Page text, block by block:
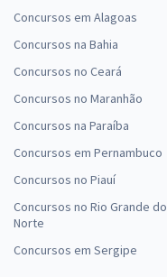
Concursos em Alagoas
Concursos na Bahia
Concursos no Ceará
Concursos no Maranhão
Concursos na Paraíba
Concursos em Pernambuco
Concursos no Piauí
Concursos no Rio Grande do
Norte
Concursos em Sergipe